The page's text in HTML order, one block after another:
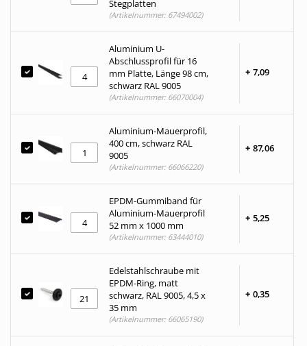
Stegplatten
(Artikelnummer: 67494002)
Aluminium U-
Abschlussprofil für 16
mm Platte, Länge 98 cm,
schwarz RAL 9005
+ 7,09
(Artikelnummer: 66070004)
Aluminium-Mauerprofil,
400 cm, schwarz RAL
9005
+ 87,06
(Artikelnummer: 66066220)
EPDM-Gummiband für
Aluminium-Mauerprofil
52 mm x 1000 mm
+ 5,25
(Artikelnummer: 63444010)
Edelstahlschraube mit
EPDM-Ring, matt
schwarz, RAL 9005, 4,5 x
35 mm
+ 0,35
(Artikelnummer: 66065190)